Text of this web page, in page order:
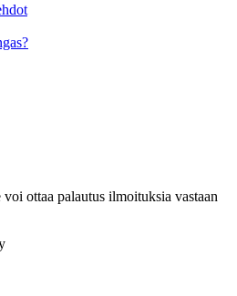
ottaa palautus ilmoituksia vastaan